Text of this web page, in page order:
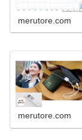
merutore.com
merutore.com